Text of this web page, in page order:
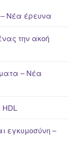
– Νέα έρευνα
την ακοή
– Νέα
HDL
εγκυμοσύνη –